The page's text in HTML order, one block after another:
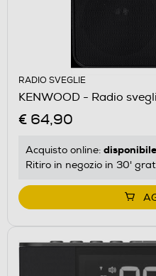
RADIO SVEGLIE
KENWOOD - Radio
€ 64,90
Acquisto online: disponibile
Ritiro in negozio in 30'